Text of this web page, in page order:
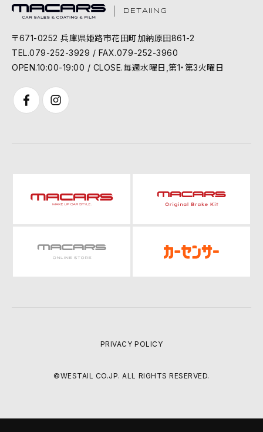
DETAIING
〒671-0252 兵庫県姫路市花田町加納原田861-2
TEL.079-252-3929 / FAX.079-252-3960
OPEN.10:00-19:00 / CLOSE.毎週水曜日,第1・第3火曜日
PRIVACY POLICY
©WESTAIL CO.JP. ALL RIGHTS RESERVED.